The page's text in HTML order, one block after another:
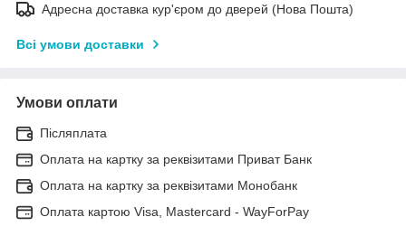
Адресна доставка кур'єром до дверей (Нова Пошта)
Всі умови доставки
Умови оплати
Післяплата
Оплата на картку за реквізитами Приват Банк
Оплата на картку за реквізитами Монобанк
Оплата картою Visa, Mastercard - WayForPay